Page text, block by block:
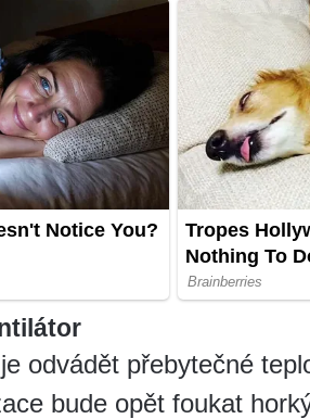
odvádět přebytečné
bude opět foukat